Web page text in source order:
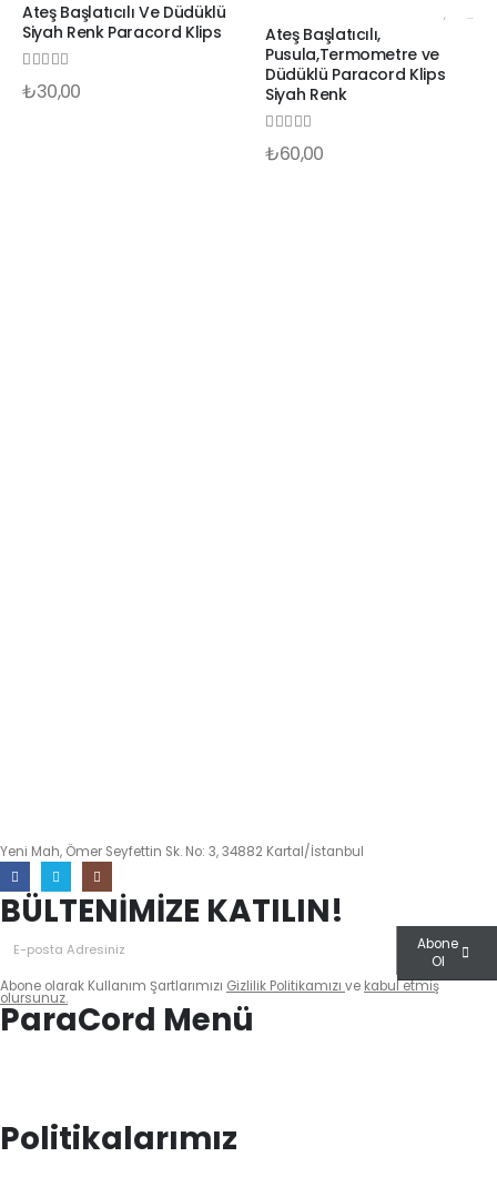
Ateş Başlatıcılı Ve Düdüklü
Siyah Renk Paracord Klips
0 out of 5
₺30,00
,
Ateş Başlatıcılı,
Pusula,Termometre ve
Düdüklü Paracord Klips
Siyah Renk
0 out of 5
₺60,00
Yeni Mah, Ömer Seyfettin Sk. No: 3, 34882 Kartal/İstanbul
BÜLTENİMİZE KATILIN!
Abone
Ol
Abone olarak Kullanım Şartlarımızı Gizlilik Politikamızı ve kabul etmiş
olursunuz.
ParaCord Menü
Politikalarımız